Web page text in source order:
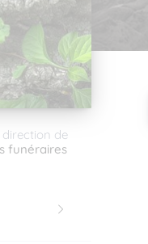
de
funéraires